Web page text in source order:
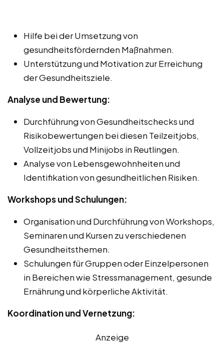
Hilfe bei der Umsetzung von
gesundheitsfördernden Maßnahmen.
Unterstützung und Motivation zur Erreichung
der Gesundheitsziele.
Analyse und Bewertung:
Durchführung von Gesundheitschecks und
Risikobewertungen bei diesen Teilzeitjobs,
Vollzeitjobs und Minijobs in Reutlingen.
Analyse von Lebensgewohnheiten und
Identifikation von gesundheitlichen Risiken.
Workshops und Schulungen:
Organisation und Durchführung von Workshops,
Seminaren und Kursen zu verschiedenen
Gesundheitsthemen.
Schulungen für Gruppen oder Einzelpersonen
in Bereichen wie Stressmanagement, gesunde
Ernährung und körperliche Aktivität.
Koordination und Vernetzung:
Anzeige